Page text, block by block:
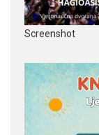
Screenshot